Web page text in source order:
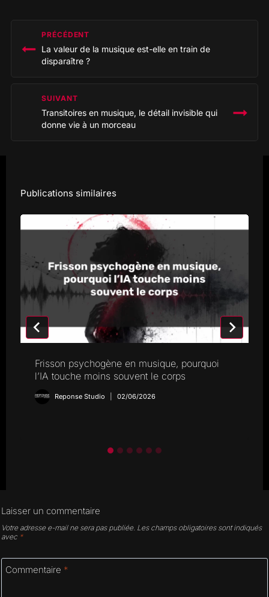
l’article
PRÉCÉDENT
La valeur de la musique est-elle en train de
disparaître ?
SUIVANT
Transitoires en musique, le détail invisible qui
donne vie à un morceau
Publications similaires
Frisson psychogène en musique, pourquoi
l’IA touche moins souvent le corps
Reponse Studio 02/06/2026
Laisser un commentaire
Votre adresse e-mail ne sera pas publiée. Les champs obligatoires sont indiqués
avec *
Commentaire *